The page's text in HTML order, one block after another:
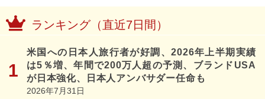
ランキング（直近7日間）
米国への日本人旅行者が好調、2026年上半期実績
は5％増、年間で200万人超の予測、ブランドUSA
が日本強化、日本人アンバサダー任命も
2026年7月31日